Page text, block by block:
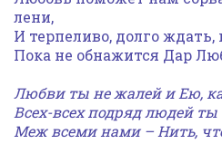
лени,
И терпеливо, долго ждать,
Пока не обнажится Дар
Любви ты не жалей и Ею,
Всех-всех подряд людей
Меж всеми нами – Нить,